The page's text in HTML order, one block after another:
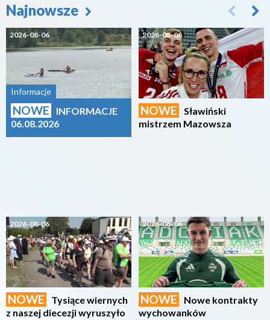
Najnowsze
2026-08-06
Informacje
NOWE
INFORMACJE
06.08.2026
2026-08-06
NOWE
Tysiące wiernych
z naszej diecezji wyruszyło
2026-08-06
NOWE
Sławiński
mistrzem Mazowsza
2026-08-06
NOWE
Nowe kontrakty
wychowanków